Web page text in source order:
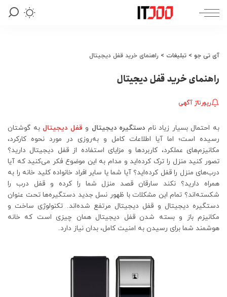
آی تی جو > تبلیغات > راهنمای خرید قفل دیجیتال
راهنمای خرید قفل دیجیتال
رپورتاژ آگهی
به احتمال بسیار زیاد نام دستگیره دیجیتال و قفل دیجیتال به گوشتان
رسیده است؛ اما آیا اطلاعات کامل و به‌روزی در مورد نحوه کارکرد،
مکانیزم‌های عملکرد، کاربردها و مزایای استفاده از قفل دیجیتال دارید؟
تصور کنید منزل را ترک کرده‌اید و مدام به این موضوع فکر می‌کنید که آیا
درب‌های منزل را قفل کرده‌اید؟ آیا شما یا سایر افراد خانواده کلید خانه را به
همراه دارید؟ نکند سارقان قصد منزل شما را کرده و قفل درب را
شکسته‌اند؟ تمام این مشکلات با ظهور نسل جدید دستگیره‌ها تحت عنوان
دستگیره دیجیتال و قفل دیجیتال مرتفع شده‌اند. تکنولوژی ساخت و
مکانیزم باز و بسته شدن قفل دیجیتال همان چیزی است که خانه
هوشمند شما برای رسیدن به امنیت کامل، بدان نیاز دارد.